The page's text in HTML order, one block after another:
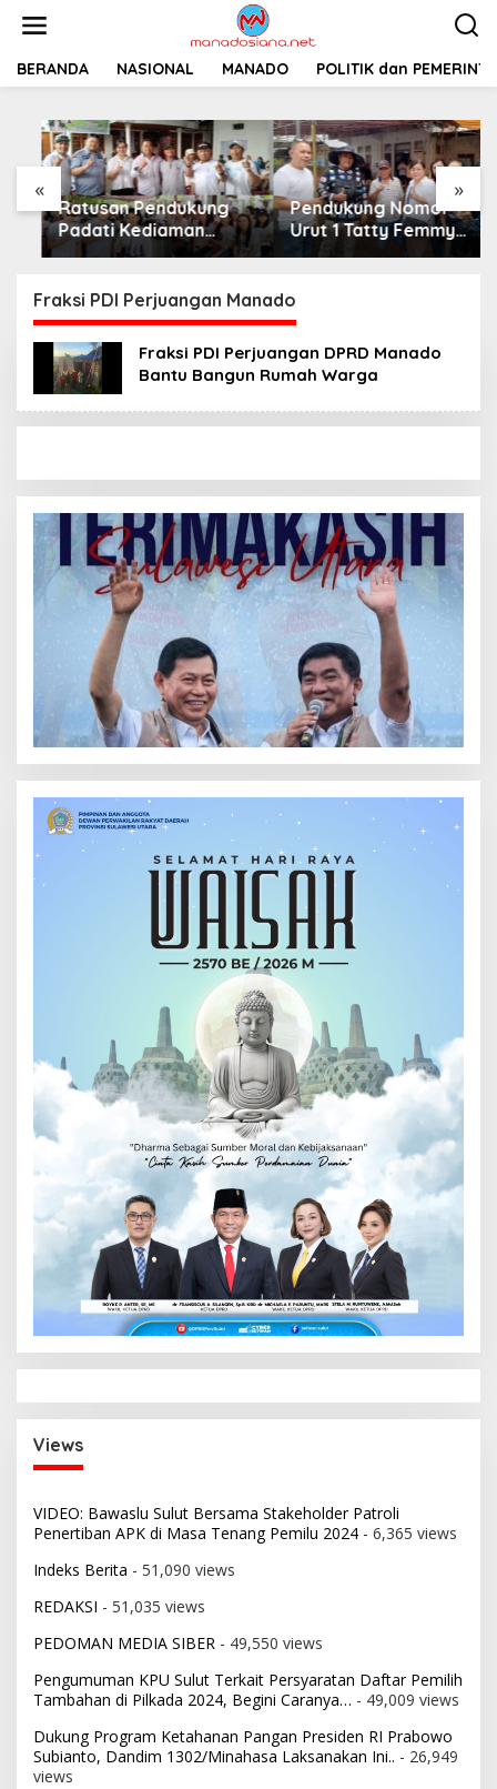
t
BERANDA NASIONAL MANADO POLITIK dan
« »
Ratusan Pendukung
Padati Kediaman
Cristy Toar Nomor
Dukungan Penuh
Kepada Calon Hukum
Tua Walantakan
Pendukung Nomor
Urut 1 Tatty Femmy
Pangkey Berikan
Pemaparan Visi dan
Misi di Desa Waleure
Fraksi PDI Perjuangan Manado
Fraksi PDI Perjuangan DPRD Manado
Bantu Bangun Rumah Warga
Views
VIDEO: Bawaslu Sulut Bersama Stakeholder Patroli
Penertiban APK di Masa Tenang Pemilu 2024 - 6,365 views
Indeks Berita - 51,090 views
REDAKSI - 51,035 views
PEDOMAN MEDIA SIBER - 49,550 views
Pengumuman KPU Sulut Terkait Persyaratan Daftar Pemilih
Tambahan di Pilkada 2024, Begini Caranya… - 49,009 views
Dukung Program Ketahanan Pangan Presiden RI Prabowo
Subianto, Dandim 1302/Minahasa Laksanakan Ini.. - 26,949
views